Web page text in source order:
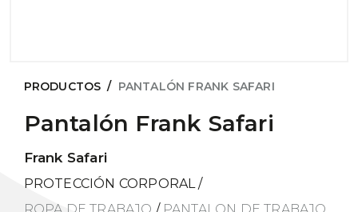
PRODUCTOS / PANTALÓN FRANK SAFARI
Pantalón Frank Safari
Frank Safari
PROTECCIÓN CORPORAL /